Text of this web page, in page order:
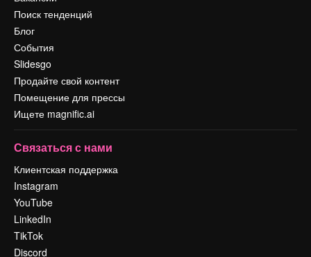
Поиск тенденций
Блог
События
Slidesgo
Продайте свой контент
Помещение для прессы
Ищете magnific.ai
Связаться с нами
Клиентская поддержка
Instagram
YouTube
LinkedIn
TikTok
Discord